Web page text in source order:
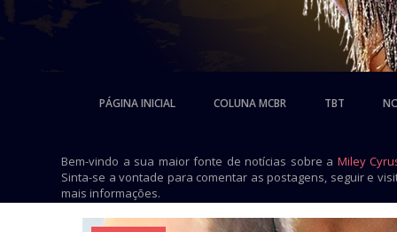
PÁGINA INICIAL COLUNA MCBR TBT
Bem-vindo a sua maior fonte de notícias sobre a Miley
Sinta-se a vontade para comentar as postagens, seguir e
mais informações.